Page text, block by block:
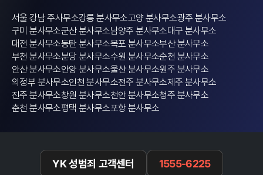
서울 강남 주사무소강릉 분사무소고양 분사무소광주 분사무소
구미 분사무소군산 분사무소남양주 분사무소대구 분사무소
대전 분사무소동탄 분사무소목포 분사무소부산 분사무소
부천 분사무소분당 분사무소수원 분사무소순천 분사무소
안산 분사무소안양 분사무소울산 분사무소원주 분사무소
의정부 분사무소인천 분사무소전주 분사무소제주 분사무소
진주 분사무소창원 분사무소천안 분사무소청주 분사무소
춘천 분사무소평택 분사무소포항 분사무소
YK 성범죄 고객센터 1555-6225